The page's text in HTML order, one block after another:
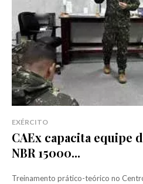
EXÉRCITO
CAEx capacita equipe
NBR 15000...
Treinamento prático-teórico no